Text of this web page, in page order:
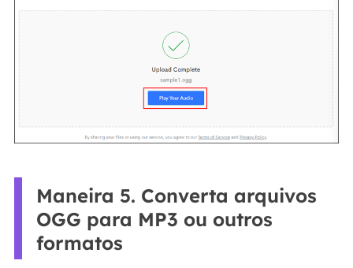
Maneira 5. Converta arquivos
OGG para MP3 ou outros
formatos